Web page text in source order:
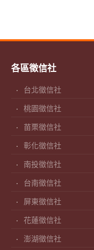
各區徵信社
台北徵信社
桃園徵信社
苗栗徵信社
彰化徵信社
南投徵信社
台南徵信社
屏東徵信社
花蓮徵信社
澎湖徵信社